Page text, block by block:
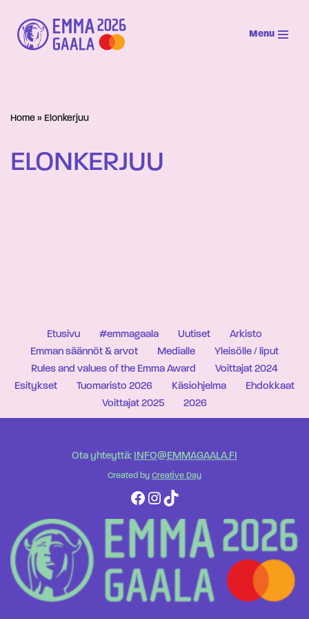
Siirry
suoraan
Menu
Home » Elonkerjuu
ELONKERJUU
Etusivu #emmagaala Uutiset
Arkisto
Emman säännöt & arvot
Medialle
Yleisölle / liput
Rules and values of the Emma Award
Voittajat 2024
Esitykset
Tuomaristo 2026 Käsiohjelma
Ehdokkaat
Voittajat 2025
2026
Ota yhteyttä: INFO@EMMAGAALA.FI
Created by Creative Day